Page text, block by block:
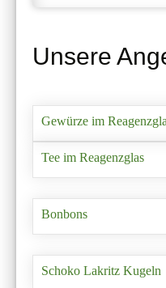
Unsere
Gewürze im
Tee im Reagenzglas
Bonbons
Schoko Lakritz Kugeln